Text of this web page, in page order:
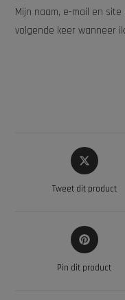
Mijn naam, e-mail en
volgende keer wanneer
Tweet dit product
Pin dit product